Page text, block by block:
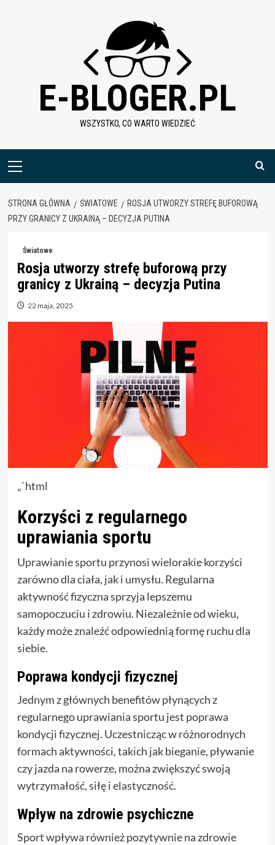
E-BLOGER.PL
WSZYSTKO, CO WARTO WIEDZIEĆ
Menu
STRONA GŁÓWNA ŚWIATOWE
ROSJA UTWORZY STREFĘ BUFOROWĄ
PRZY GRANICY Z UKRAINĄ – DECYZJA PUTINA
Światowe
Rosja utworzy strefę buforową przy
granicy z Ukrainą – decyzja Putina
22 maja, 2025
„`html
Korzyści z regularnego
uprawiania sportu
Uprawianie sportu przynosi wielorakie korzyści
zarówno dla ciała, jak i umysłu. Regularna
aktywność fizyczna sprzyja lepszemu
samopoczuciu i zdrowiu. Niezależnie od wieku,
każdy może znaleźć odpowiednią formę ruchu dla
siebie.
Poprawa kondycji fizycznej
Jednym z głównych benefitów płynących z
regularnego uprawiania sportu jest poprawa
kondycji fizycznej. Uczestnicząc w różnorodnych
formach aktywności, takich jak bieganie, pływanie
czy jazda na rowerze, można zwiększyć swoją
wytrzymałość, siłę i elastyczność.
Wpływ na zdrowie psychiczne
Sport wpływa również pozytywnie na zdrowie